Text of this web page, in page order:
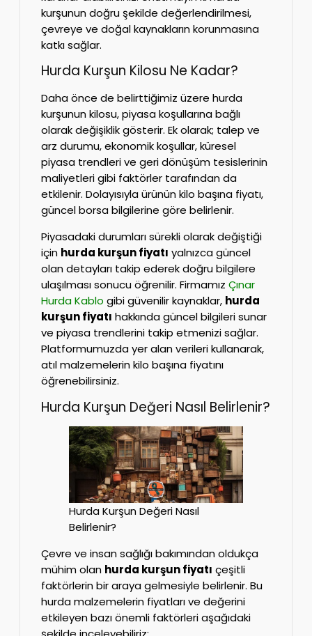
kurşunun doğru şekilde değerlendirilmesi,
çevreye ve doğal kaynakların korunmasına
katkı sağlar.
Hurda Kurşun Kilosu Ne Kadar?
Daha önce de belirttiğimiz üzere hurda
kurşunun kilosu, piyasa koşullarına bağlı
olarak değişiklik gösterir. Ek olarak; talep ve
arz durumu, ekonomik koşullar, küresel
piyasa trendleri ve geri dönüşüm tesislerinin
maliyetleri gibi faktörler tarafından da
etkilenir. Dolayısıyla ürünün kilo başına fiyatı,
güncel borsa bilgilerine göre belirlenir.
Piyasadaki durumları sürekli olarak değiştiği
için hurda kurşun fiyatı yalnızca güncel
olan detayları takip ederek doğru bilgilere
ulaşılması sonucu öğrenilir. Firmamız Çınar
Hurda Kablo gibi güvenilir kaynaklar, hurda
kurşun fiyatı hakkında güncel bilgileri sunar
ve piyasa trendlerini takip etmenizi sağlar.
Platformumuzda yer alan verileri kullanarak,
atıl malzemelerin kilo başına fiyatını
öğrenebilirsiniz.
Hurda Kurşun Değeri Nasıl Belirlenir?
Hurda Kurşun Değeri Nasıl
Belirlenir?
Çevre ve insan sağlığı bakımından oldukça
mühim olan hurda kurşun fiyatı çeşitli
faktörlerin bir araya gelmesiyle belirlenir. Bu
hurda malzemelerin fiyatları ve değerini
etkileyen bazı önemli faktörleri aşağıdaki